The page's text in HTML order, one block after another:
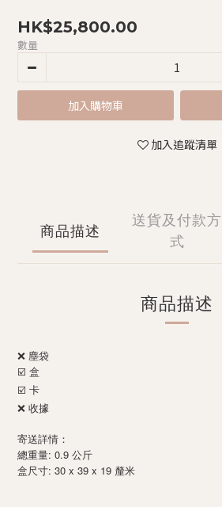
HK$25,800.00
數量
加入購物車
加入追蹤清單
商品描述
送貨及付款方
式
商品描述
❌ 塵袋
☑️ 盒
☑️ 卡
❌ 收據
寄送詳情：
總重量: 0.9 公斤
盒尺寸: 30 x 39 x 19 釐米